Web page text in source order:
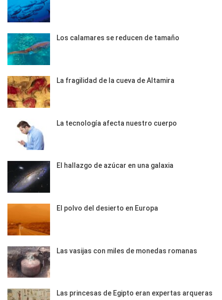
Los calamares se reducen de tamaño
La fragilidad de la cueva de Altamira
La tecnología afecta nuestro cuerpo
El hallazgo de azúcar en una galaxia
El polvo del desierto en Europa
Las vasijas con miles de monedas romanas
Las princesas de Egipto eran expertas arqueras